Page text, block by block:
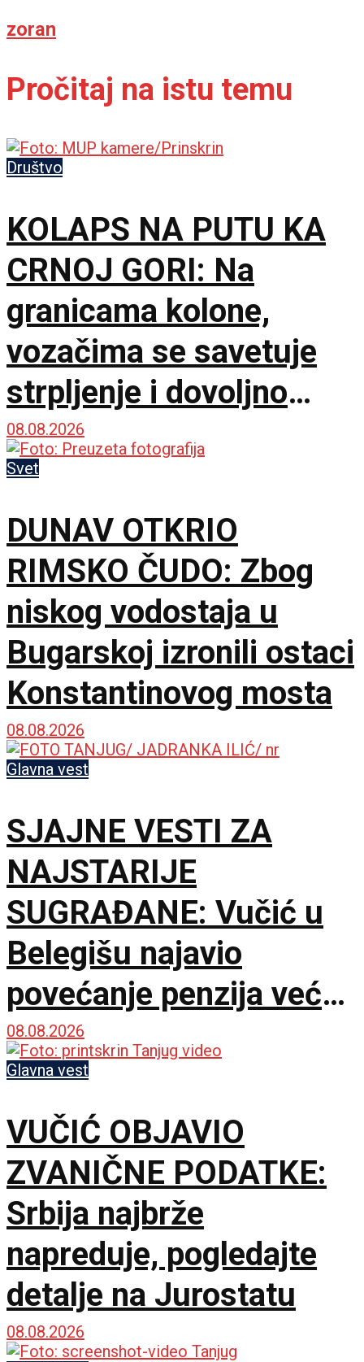
zoran
Pročitaj na istu temu
Društvo
KOLAPS NA PUTU KA
CRNOJ GORI: Na
granicama kolone,
vozačima se savetuje
strpljenje i dovoljno
vode
08.08.2026
Svet
DUNAV OTKRIO
RIMSKO ČUDO: Zbog
niskog vodostaja u
Bugarskoj izronili ostaci
Konstantinovog mosta
08.08.2026
Glavna vest
SJAJNE VESTI ZA
NAJSTARIJE
SUGRAĐANE: Vučić u
Belegišu najavio
povećanje penzija već
ove godine – Pratiće
rast plata
08.08.2026
Glavna vest
VUČIĆ OBJAVIO
ZVANIČNE PODATKE:
Srbija najbrže
napreduje, pogledajte
detalje na Jurostatu
08.08.2026